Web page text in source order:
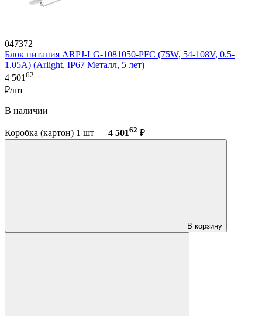
047372
Блок питания ARPJ-LG-1081050-PFC (75W, 54-108V, 0.5-
1.05A) (Arlight, IP67 Металл, 5 лет)
4 501 62
₽/шт
В наличии
Коробка (картон) 1 шт — 4 50162 ₽
В корзину